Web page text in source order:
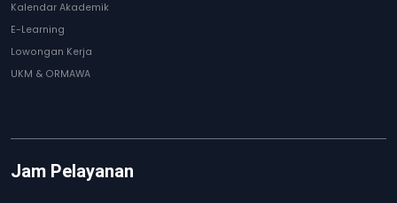
Kalendar Akademik
E-Learning
Lowongan Kerja
UKM & ORMAWA
Jam Pelayanan